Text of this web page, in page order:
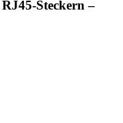
Steckern –